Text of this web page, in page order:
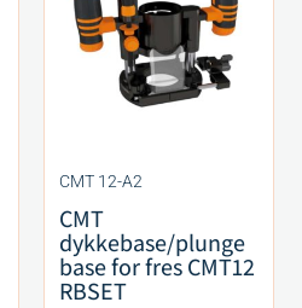
CMT 12-A2
CMT
dykkebase/plunge
base for fres CMT12
RBSET